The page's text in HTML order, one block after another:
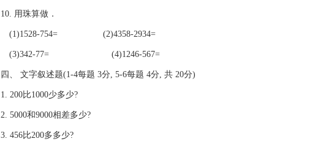
10. 用珠算做．
(1)1528-754= (2)4358-2934=
(3)342-77= (4)1246-567=
四、 文字叙述题(1-4每题 3分, 5-6每题 4分, 共 20分)
1. 200比1000少多少?
2. 5000和9000相差多少?
3. 456比200多多少?